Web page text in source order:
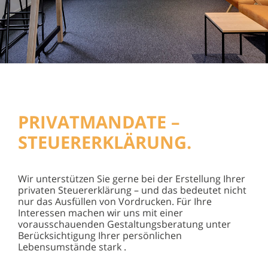
PRIVATMANDATE –
STEUERERKLÄRUNG.
Wir unterstützen Sie gerne bei der Erstellung Ihrer
privaten Steuererklärung – und das bedeutet nicht
nur das Ausfüllen von Vordrucken. Für Ihre
Interessen machen wir uns mit einer
vorausschauenden Gestaltungsberatung unter
Berücksichtigung Ihrer persönlichen
Lebensumstände stark .